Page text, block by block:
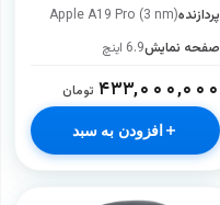
پردازندهApple A19 Pro (3 nm)
صفحه نمایش6.9 اینچ
۴۳۳,۰۰۰,۰۰۰ تومان
افزودن به سبد